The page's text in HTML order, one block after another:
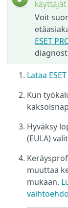
käyttäjät
Voit
ESET
Lataa
Kun
Hyväksy
(EULA)
muuttaa
mukaan.